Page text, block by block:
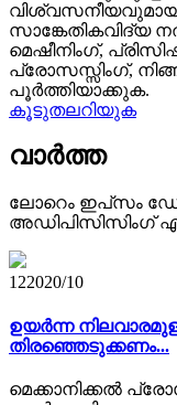
സാങ്കേതികവിദ്യ
മെഷീനിംഗ്,
പ്രോസസ്സിംഗ്,
പൂർത്തിയാക്കുക.
കൂടുതലറിയുക
വാർത്ത
ലോറെം ഇപ്‌സം
അഡിപിസിസിംഗ്
122020/10
ഉയർന്ന
തിരഞ്ഞെടുക്കണം...
മെക്കാനിക്കൽ